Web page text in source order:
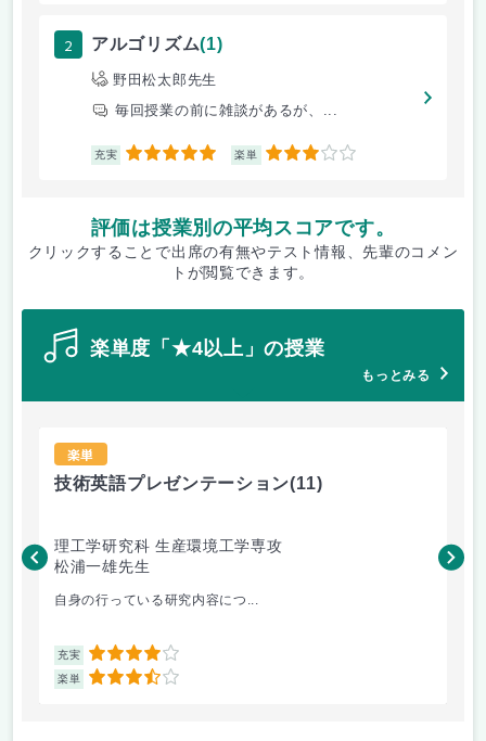
2 アルゴリズム(1)
野田松太郎先生
毎回授業の前に雑談があるが、...
充実 5 楽単 3
評価は授業別の平均スコアです。
クリックすることで出席の有無やテスト情報、先輩のコメン
トが閲覧できます。
楽単度「★4以上」の授業
もっとみる
楽単
技術英語プレゼンテーション(11)
理工学研究科 生産環境工学専攻
松浦一雄先生
自身の行っている研究内容につ...
充実 4
楽単 3.5
黄